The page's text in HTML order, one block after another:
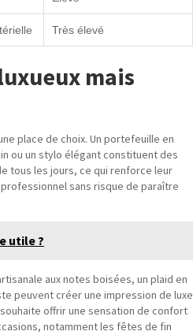
Très élevé
mais
place de choix. Un portefeuille en
ou un stylo élégant constituent des
tous les jours, ce qui renforce leur
sans risque de paraître
utile ?
aux notes boisées, un plaid en
peuvent créer une impression de luxe
offrir une sensation de confort
notamment les fêtes de fin